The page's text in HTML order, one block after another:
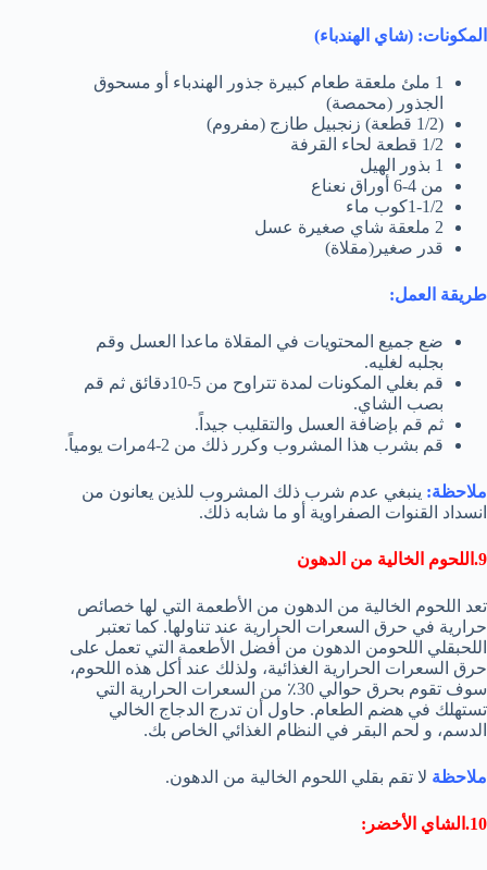
المكونات: (شاي الهندباء)
1 ملئ ملعقة طعام كبيرة جذور الهندباء أو مسحوق
الجذور (محمصة)
(1/2 قطعة) زنجبيل طازج (مفروم)
1/2 قطعة لحاء القرفة
1 بذور الهيل
من 4-6 أوراق نعناع
1-1/2كوب ماء
2 ملعقة شاي صغيرة عسل
قدر صغير(مقلاة)
طريقة العمل:
ضع جميع المحتويات في المقلاة ماعدا العسل وقم
بجلبه لغليه.
قم بغلي المكونات لمدة تتراوح من 5-10دقائق ثم قم
بصب الشاي.
ثم قم بإضافة العسل والتقليب جيداً.
قم بشرب هذا المشروب وكرر ذلك من 2-4مرات يومياً.
ملاحظة: ينبغي عدم شرب ذلك المشروب للذين يعانون من
انسداد القنوات الصفراوية أو ما شابه ذلك.
9.اللحوم الخالية من الدهون
تعد اللحوم الخالية من الدهون من الأطعمة التي لها خصائص
حرارية في حرق السعرات الحرارية عند تناولها. كما تعتبر
اللحبقلي اللحومن الدهون من أفضل الأطعمة التي تعمل على
حرق السعرات الحرارية الغذائية، ولذلك عند أكل هذه اللحوم،
سوف تقوم بحرق حوالي 30٪ من السعرات الحرارية التي
تستهلك في هضم الطعام. حاول أن تدرج الدجاج الخالي
الدسم، و لحم البقر في النظام الغذائي الخاص بك.
ملاحظة لا تقم بقلي اللحوم الخالية من الدهون.
10.الشاي الأخضر: